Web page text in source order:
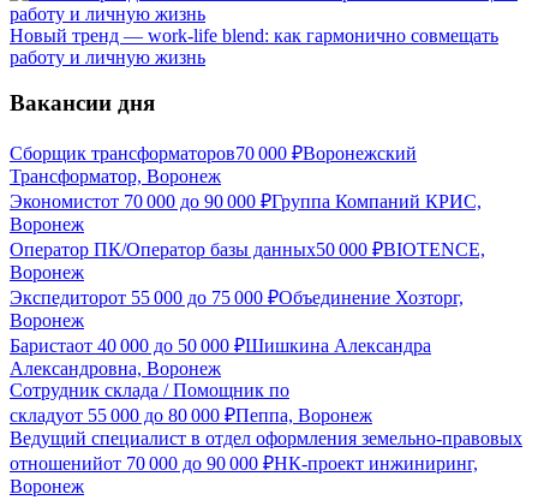
Новый тренд — work-life blend: как гармонично совмещать
работу и личную жизнь
Вакансии дня
Сборщик трансформаторов70 000 ₽Воронежский
Трансформатор, Воронеж
Экономистот 70 000 до 90 000 ₽Группа Компаний КРИС,
Воронеж
Оператор ПК/Оператор базы данных50 000 ₽BIOTENCE,
Воронеж
Экспедиторот 55 000 до 75 000 ₽Объединение Хозторг,
Воронеж
Баристаот 40 000 до 50 000 ₽Шишкина Александра
Александровна, Воронеж
Сотрудник склада / Помощник по
складуот 55 000 до 80 000 ₽Пеппа, Воронеж
Ведущий специалист в отдел оформления земельно-правовых
отношенийот 70 000 до 90 000 ₽НК-проект инжиниринг,
Воронеж